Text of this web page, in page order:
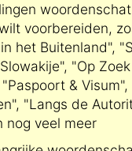
voorbereiden,
het Buitenland",
"Op
& Visum",
"Langs de
nog veel meer